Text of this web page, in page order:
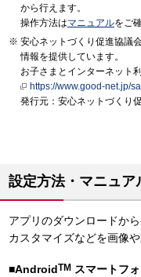
から行えます。
操作方法はマニュアルをご
安心ネットづくり促進協議
情報を提供しています。
お子さまとインターネット
https://www.good-net.jp/
発行元：安心ネットづくり
設定方法・マニュア
アプリのダウンロードか
カスタマイズなどを画像
■AndroidTM スマートフ